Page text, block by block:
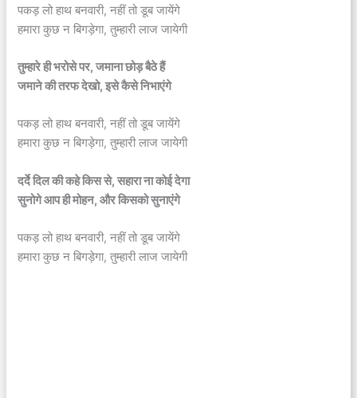
पकड़ लो हाथ बनवारी, नहीं तो डूब जायेंगे
हमारा कुछ न बिगड़ेगा, तुम्हारी लाज जायेगी
तुम्हारे ही भरोसे पर, जमाना छोड़ बैठे हैं
जमाने की तरफ देखो, इसे कैसे निभाएंगे
पकड़ लो हाथ बनवारी, नहीं तो डूब जायेंगे
हमारा कुछ न बिगड़ेगा, तुम्हारी लाज जायेगी
दर्दे दिल की कहे किस से, सहारा ना कोई देगा
सुनोगे आप ही मोहन, और किसको सुनाएंगे
पकड़ लो हाथ बनवारी, नहीं तो डूब जायेंगे
हमारा कुछ न बिगड़ेगा, तुम्हारी लाज जायेगी